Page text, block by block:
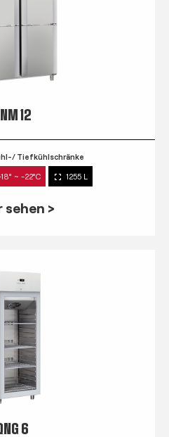
12
Tiefkühlschränke
~ -22°C 1255 L
sehen >
6